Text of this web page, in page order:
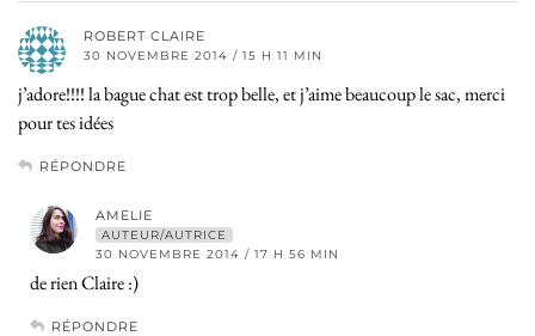
ROBERT CLAIRE
30 NOVEMBRE 2014 / 15 H 11 MIN
j’adore!!!! la bague chat est trop belle, et j’aime beaucoup le sac, merci
pour tes idées
RÉPONDRE
AMELIE
AUTEUR/AUTRICE
30 NOVEMBRE 2014 / 17 H 56 MIN
de rien Claire :)
RÉPONDRE